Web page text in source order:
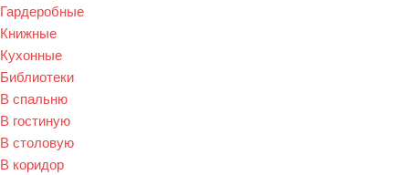
Гардеробные
Книжные
Кухонные
Библиотеки
В спальню
В гостиную
В столовую
В коридор